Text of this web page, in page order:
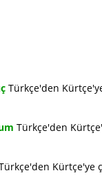
Türkçe'den
Türkçe'den
Kürtçe'ye